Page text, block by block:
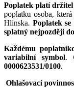
Poplatek platí
poplatku osoba,
Hlinska. Poplatek
splatný nejpozději
Každému
variabilní symbol.
0000623531/0100.
Ohlašovací